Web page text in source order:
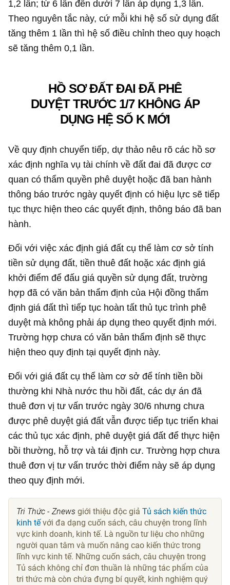
1,2 lần; từ 6 lần đến dưới 7 lần áp dụng 1,3 lần.
Theo nguyên tắc này, cứ mỗi khi hệ số sử dụng đất
tăng thêm 1 lần thì hệ số điều chỉnh theo quy hoạch
sẽ tăng thêm 0,1 lần.
HỒ SƠ ĐẤT ĐAI ĐÃ PHÊ
DUYỆT TRƯỚC 1/7 KHÔNG ÁP
DỤNG HỆ SỐ K MỚI
Về quy định chuyển tiếp, dự thảo nêu rõ các hồ sơ
xác định nghĩa vụ tài chính về đất đai đã được cơ
quan có thẩm quyền phê duyệt hoặc đã ban hành
thông báo trước ngày quyết định có hiệu lực sẽ tiếp
tục thực hiện theo các quyết định, thông báo đã ban
hành.
Đối với việc xác định giá đất cụ thể làm cơ sở tính
tiền sử dụng đất, tiền thuê đất hoặc xác định giá
khởi điểm để đấu giá quyền sử dụng đất, trường
hợp đã có văn bản thẩm định của Hội đồng thẩm
định giá đất thì tiếp tục hoàn tất thủ tục trình phê
duyệt mà không phải áp dụng theo quyết định mới.
Trường hợp chưa có văn bản thẩm định sẽ thực
hiện theo quy định tại quyết định này.
Đối với giá đất cụ thể làm cơ sở để tính tiền bồi
thường khi Nhà nước thu hồi đất, các dự án đã
thuê đơn vị tư vấn trước ngày 30/6 nhưng chưa
được phê duyệt giá đất vẫn được tiếp tục triển khai
các thủ tục xác định, phê duyệt giá đất để thực hiện
bồi thường, hỗ trợ và tái định cư. Trường hợp chưa
thuê đơn vị tư vấn trước thời điểm này sẽ áp dụng
theo quy định mới.
Tri Thức - Znews giới thiệu độc giảTủ sách kiến thức
kinh tếvới đa dạng cuốn sách, câu chuyện trong lĩnh
vực kinh doanh, kinh tế. Là nguồn tư liệu cho những
người quan tâm và muốn nâng cao kiến thức trong
lĩnh vực kinh tế. Những cuốn sách, câu chuyện trong
Tủ sách không chỉ đơn thuần là những tác phẩm của
tri thức mà còn chứa đựng bí quyết, kinh nghiệm quý